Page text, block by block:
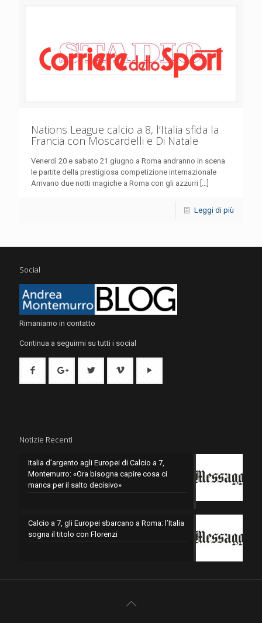
Nations League calcio a 8, l’Italia sfida la
Francia con Moscardelli e Di Natale
Venerdì 20 e sabato 21 giugno a Roma andranno in scena
le partite della prestigiosa competizione internazionale
Arrivano due notti magiche a Roma con gli azzurri
Leggi di più
Social
Rimaniamo in contatto
Continua a seguirmi su tutti i social
Notizie Recenti
Italia d’argento agli Europei di Calcio a 7,
Montemurro: «Ora bisogna capire cosa ci
manca per il salto decisivo»
Calcio a 7, gli Europei sbarcano a Roma: l’Italia
sogna il titolo con Florenzi